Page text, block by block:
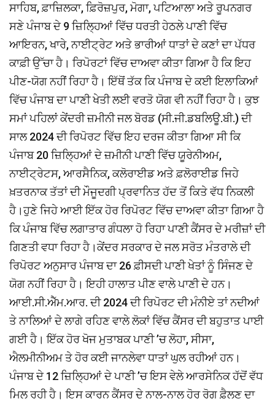
ਸਾਹਿਬ, ਫ਼ਾਜ਼ਿਲਕਾ, ਫ਼ਿਰੋਜ਼ਪੁਰ, ਮੋਗਾ, ਪਟਿਆਲਾ ਅਤੇ ਰੂਪਨਗਰ
ਸਣੇ ਪੰਜਾਬ ਦੇ 9 ਜ਼ਿਲ੍ਹਿਆਂ ਵਿੱਚ ਧਰਤੀ ਹੇਠਲੇ ਪਾਣੀ ਵਿੱਚ
ਆਇਰਨ, ਖਾਰੇ, ਨਾਈਟ੍ਰੇਟ ਅਤੇ ਭਾਰੀਆਂ ਧਾਤਾਂ ਦੇ ਕਣਾਂ ਦਾ ਪੱਧਰ
ਕਾਫ਼ੀ ਉੱਚਾ ਹੈ। ਰਿਪੋਰਟਾਂ ਵਿੱਚ ਦਾਅਵਾ ਕੀਤਾ ਗਿਆ ਹੈ ਕਿ ਇਹ
ਪੀਣ-ਯੋਗ ਨਹੀਂ ਰਿਹਾ ਹੈ। ਇੱਥੋਂ ਤੱਕ ਕਿ ਪੰਜਾਬ ਦੇ ਕਈ ਇਲਾਕਿਆਂ
ਵਿੱਚ ਪੰਜਾਬ ਦਾ ਪਾਣੀ ਖੇਤੀ ਲਈ ਵਰਤੋ ਯੋਗ ਵੀ ਨਹੀਂ ਰਿਹਾ ਹੈ। ਕੁਝ
ਸਮਾਂ ਪਹਿਲਾਂ ਕੇਂਦਰੀ ਜ਼ਮੀਨੀ ਜਲ ਬੋਰਡ (ਸੀ.ਜੀ.ਡਬਲਿਊ.ਬੀ.) ਦੀ
ਸਾਲ 2024 ਦੀ ਰਿਪੋਰਟ ਵਿੱਚ ਇਹ ਦਰਜ ਕੀਤਾ ਗਿਆ ਸੀ ਕਿ
ਪੰਜਾਬ 20 ਜ਼ਿਲ੍ਹਿਆਂ ਦੇ ਜ਼ਮੀਨੀ ਪਾਣੀ ਵਿੱਚ ਯੂਰੇਨੀਅਮ,
ਨਾਈਟ੍ਰੇਟਸ, ਆਰਸੈਨਿਕ, ਕਲੋਰਾਈਡ ਅਤੇ ਫ਼ਲੋਰਾਈਡ ਜਿਹੇ
ਖ਼ਤਰਨਾਕ ਤੱਤਾਂ ਦੀ ਮੌਜੂਦਗੀ ਪ੍ਰਵਾਨਿਤ ਹੱਦ ਤੋਂ ਕਿਤੇ ਵੱਧ ਨਿਕਲੀ
ਹੈ।ਹੁਣੇ ਜਿਹੇ ਆਈ ਇੱਕ ਹੋਰ ਰਿਪੋਰਟ ਵਿੱਚ ਦਾਅਵਾ ਕੀਤਾ ਗਿਆ ਹੈ
ਕਿ ਪੰਜਾਬ ਵਿੱਚ ਲਗਾਤਾਰ ਗੰਧਲਾ ਹੋ ਰਿਹਾ ਪਾਣੀ ਕੈਂਸਰ ਦੇ ਮਰੀਜ਼ਾਂ ਦੀ
ਗਿਣਤੀ ਵਧਾ ਰਿਹਾ ਹੈ।ਕੇਂਦਰ ਸਰਕਾਰ ਦੇ ਜਲ ਸਰੋਤ ਮੰਤਰਾਲੇ ਦੀ
ਰਿਪੋਰਟ ਅਨੁਸਾਰ ਪੰਜਾਬ ਦਾ 26 ਫ਼ੀਸਦੀ ਪਾਣੀ ਖੇਤਾਂ ਨੂੰ ਸਿੰਜਣ ਦੇ
ਯੋਗ ਨਹੀਂ ਰਿਹਾ ਹੈ। ਇਹੀ ਹਾਲਾਤ ਪੀਣ ਵਾਲੇ ਪਾਣੀ ਦੇ ਹਨ।
ਆਈ.ਸੀ.ਐੱਮ.ਆਰ. ਦੀ 2024 ਦੀ ਰਿਪੋਰਟ ਦੀ ਮੰਨੀਏ ਤਾਂ ਨਦੀਆਂ
ਤੇ ਨਾਲਿਆਂ ਦੇ ਲਾਗੇ ਰਹਿਣ ਵਾਲੇ ਲੋਕਾਂ ਵਿੱਚ ਕੈਂਸਰ ਦੀ ਬਹੁਤਾਤ ਪਾਈ
ਗਈ ਹੈ। ਇੱਕ ਹੋਰ ਖੋਜ ਮੁਤਾਬਕ ਪਾਣੀ ’ਚ ਲੋਹਾ, ਸੀਸਾ,
ਐਲਮੀਨੀਅਮ ਤੇ ਹੋਰ ਕਈ ਜਾਨਲੇਵਾ ਧਾਤਾਂ ਘੁਲ ਰਹੀਆਂ ਹਨ।
ਪੰਜਾਬ ਦੇ 12 ਜ਼ਿਲ੍ਹਿਆਂ ਦੇ ਪਾਣੀ ’ਚ ਇਸ ਵੇਲੇ ਆਰਸੇਨਿਕ ਹੱਦੋਂ ਵੱਧ
ਮਿਲ ਰਹੀ ਹੈ। ਇਸ ਕਾਰਨ ਕੈਂਸਰ ਦੇ ਨਾਲ-ਨਾਲ ਹੋਰ ਰੋਗ ਫ਼ੈਲਣ ਦਾ